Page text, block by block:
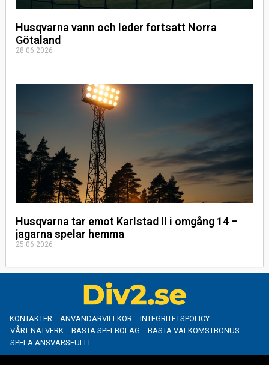
Husqvarna vann och leder fortsatt Norra
Götaland
28.06.2026
Husqvarna tar emot Karlstad II i omgång 14 –
jagarna spelar hemma
25.06.2026
KONTAKTER ANVÄNDARVILLKOR
INTEGRITETSPOLICY
VÅRT NÄTVERK
BÄSTA SPELBOLAG
BÄSTA VÄLKOMSTBONUS
SPELA ANSVARSFULLT